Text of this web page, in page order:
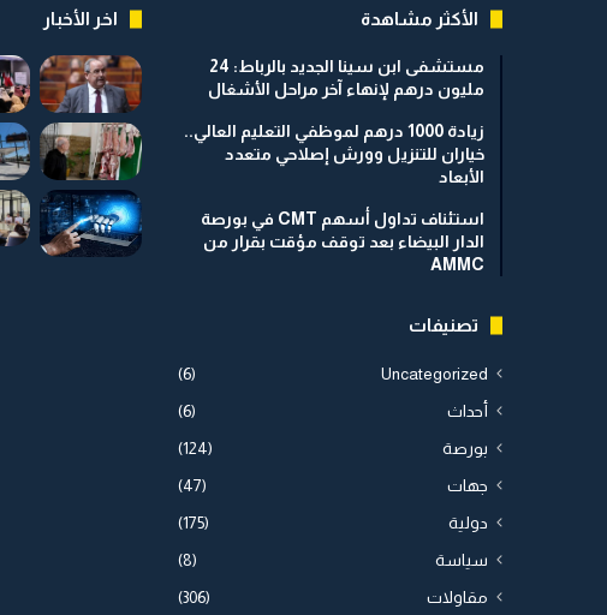
الأكثر مشاهدة
مستشفى ابن سينا الجديد بالرباط: 24
مليون درهم لإنهاء آخر مراحل الأشغال
زيادة 1000 درهم لموظفي التعليم العالي..
خياران للتنزيل وورش إصلاحي متعدد
الأبعاد
استئناف تداول أسهم CMT في بورصة
الدار البيضاء بعد توقف مؤقت بقرار من
AMMC
تصنيفات
Uncategorized
(6)
أحداث (6)
بورصة (124)
جهات (47)
دولية (175)
سياسة (8)
مقاولات (306)
اخر الأخبار